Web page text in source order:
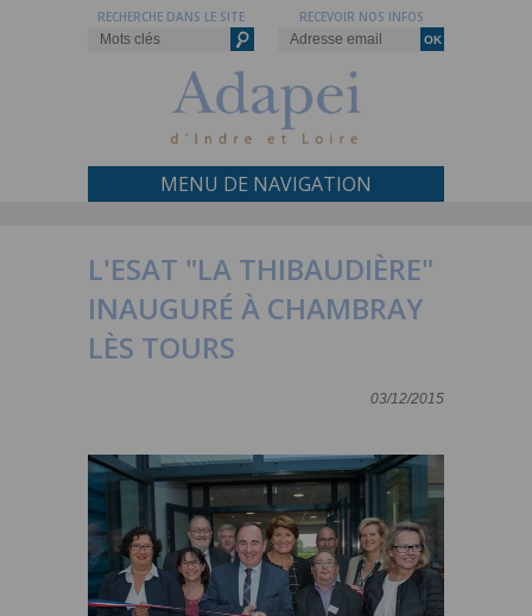
RECEVOIR NOS INFOS
RECHERCHE DANS LE SITE
MENU DE NAVIGATION
L'ESAT "LA THIBAUDIÈRE"
INAUGURÉ À CHAMBRAY
LÈS TOURS
03/12/2015